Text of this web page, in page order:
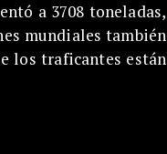
a 3708 toneladas,
mundiales también
los traficantes están